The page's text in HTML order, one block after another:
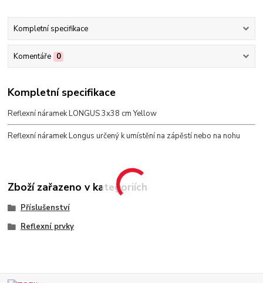
Kompletní specifikace
Komentáře 0
Kompletní specifikace
Reflexní náramek LONGUS 3x38 cm Yellow
Reflexní náramek Longus určený k umístění na zápěstí nebo na nohu
Zboží zařazeno v kategoriích
Příslušenství
Reflexní prvky